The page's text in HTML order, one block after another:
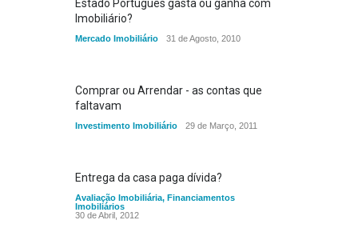
Estado Português gasta ou ganha com
Imobiliário?
Mercado Imobiliário 31 de Agosto, 2010
Comprar ou Arrendar - as contas que
faltavam
Investimento Imobiliário 29 de Março, 2011
Entrega da casa paga dívida?
Avaliação Imobiliária, Financiamentos
Imobiliários
30 de Abril, 2012